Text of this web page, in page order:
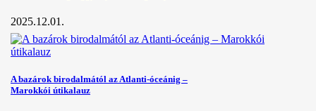
2025.12.01.
A bazárok birodalmától az Atlanti-óceánig –
Marokkói útikalauz